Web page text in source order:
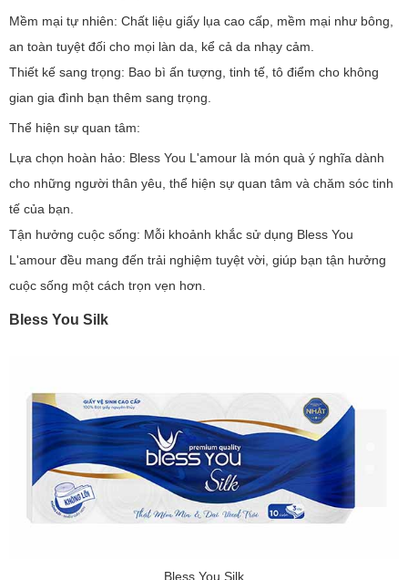
Mềm mại tự nhiên: Chất liệu giấy lụa cao cấp, mềm mại như bông,
an toàn tuyệt đối cho mọi làn da, kể cả da nhạy cảm.
Thiết kế sang trọng: Bao bì ấn tượng, tinh tế, tô điểm cho không
gian gia đình bạn thêm sang trọng.
Thể hiện sự quan tâm:
Lựa chọn hoàn hảo: Bless You L'amour là món quà ý nghĩa dành
cho những người thân yêu, thể hiện sự quan tâm và chăm sóc tinh
tế của bạn.
Tận hưởng cuộc sống: Mỗi khoảnh khắc sử dụng Bless You
L'amour đều mang đến trải nghiệm tuyệt vời, giúp bạn tận hưởng
cuộc sống một cách trọn vẹn hơn.
Bless You Silk
Bless You Silk